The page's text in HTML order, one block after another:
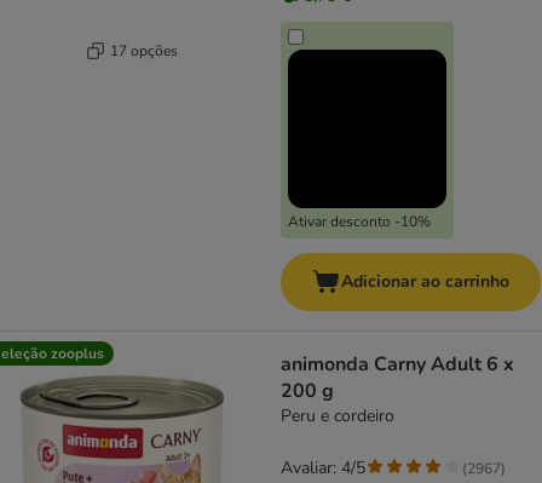
17 opções
Ativar desconto -10%
Adicionar ao carrinho
zooplus
animonda Carny Adult 6 x
200 g
Peru e cordeiro
Avaliar: 4/5 (2967)